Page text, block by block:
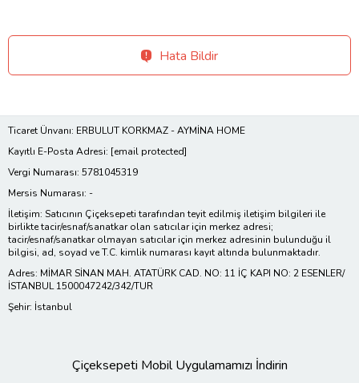
Hata Bildir
Ticaret Ünvanı: ERBULUT KORKMAZ - AYMİNA HOME
Kayıtlı E-Posta Adresi: [email protected]
Vergi Numarası: 5781045319
Mersis Numarası: -
İletişim: Satıcının Çiçeksepeti tarafından teyit edilmiş iletişim bilgileri ile
birlikte tacir/esnaf/sanatkar olan satıcılar için merkez adresi;
tacir/esnaf/sanatkar olmayan satıcılar için merkez adresinin bulunduğu il
bilgisi, ad, soyad ve T.C. kimlik numarası kayıt altında bulunmaktadır.
Adres: MİMAR SİNAN MAH. ATATÜRK CAD. NO: 11 İÇ KAPI NO: 2 ESENLER/
İSTANBUL 1500047242/342/TUR
Şehir: İstanbul
Çiçeksepeti Mobil Uygulamamızı İndirin